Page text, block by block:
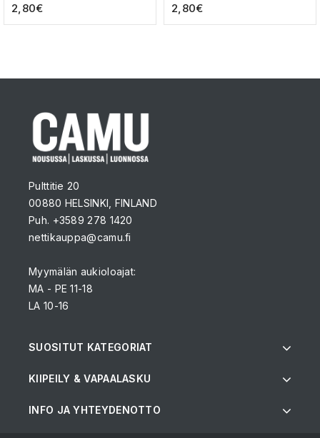
2,80€ 2,80€
Pulttitie 20
00880 HELSINKI, FINLAND
Puh. +3589 278 1420
nettikauppa@camu.fi
Myymälän aukioloajat:
MA - PE 11-18
LA 10-16
SUOSITUT KATEGORIAT
KIIPEILY & VAPAALASKU
INFO JA YHTEYDENOTTO